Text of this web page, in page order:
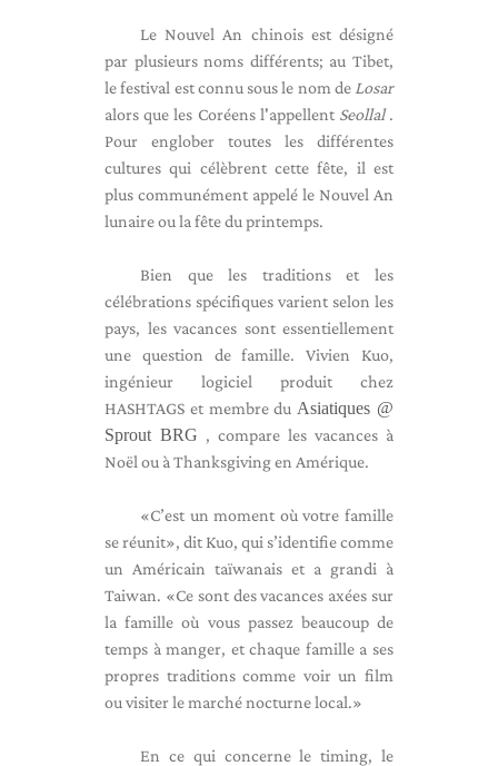
Le Nouvel An chinois est désigné
par plusieurs noms différents; au Tibet,
le festival est connu sous le nom de Losar
alors que les Coréens l'appellent Seollal.
Pour englober toutes les différentes
cultures qui célèbrent cette fête, il est
plus communément appelé le Nouvel An
lunaire ou la fête du printemps.
Bien que les traditions et les
célébrations spécifiques varient selon les
pays, les vacances sont essentiellement
une question de famille. Vivien Kuo,
ingénieur logiciel produit chez
HASHTAGS et membre du Asiatiques @
Sprout BRG , compare les vacances à
Noël ou à Thanksgiving en Amérique.
«C’est un moment où votre famille
se réunit», dit Kuo, qui s’identifie comme
un Américain taïwanais et a grandi à
Taiwan. «Ce sont des vacances axées sur
la famille où vous passez beaucoup de
temps à manger, et chaque famille a ses
propres traditions comme voir un film
ou visiter le marché nocturne local.»
En ce qui concerne le timing, le